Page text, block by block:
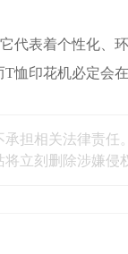
代表着个性化、
恤印花机必定会
担相关法律责
立刻删除涉嫌侵